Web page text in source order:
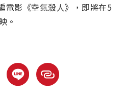
電影《空氣殺人》，即將在5
。